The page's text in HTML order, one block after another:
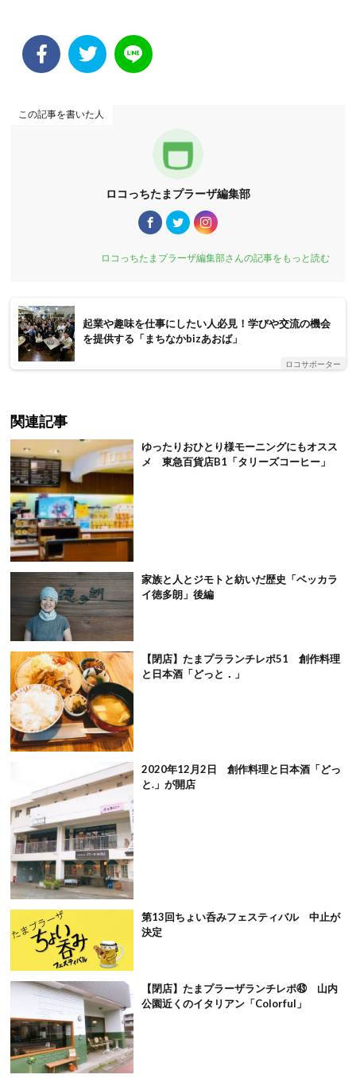
この記事を書いた人
ロコっちたまプラーザ編集部
ロコっちたまプラーザ編集部さんの記事をもっと読む
起業や趣味を仕事にしたい人必見！学びや交流の機会
を提供する「まちなかbizあおば」
ロコサポーター
関連記事
ゆったりおひとり様モーニングにもオスス
メ 東急百貨店B1「タリーズコーヒー」
家族と人とジモトと紡いだ歴史「ベッカラ
イ徳多朗」後編
【閉店】たまプラランチレポ51 創作料理
と日本酒「どっと．」
2020年12月2日 創作料理と日本酒「どっ
と.」が開店
第13回ちょい呑みフェスティバル 中止が
決定
【閉店】たまプラーザランチレポ㊸ 山内
公園近くのイタリアン「Colorful」